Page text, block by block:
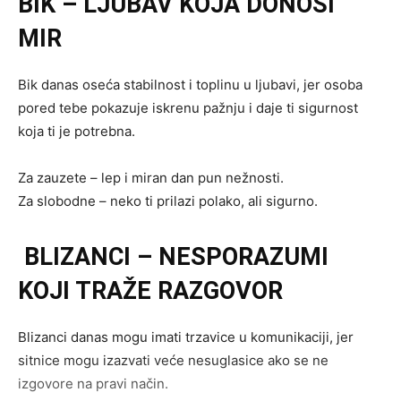
MIR
Bik danas oseća stabilnost i toplinu u ljubavi, jer osoba
pored tebe pokazuje iskrenu pažnju i daje ti sigurnost
koja ti je potrebna.
Za zauzete – lep i miran dan pun nežnosti.
Za slobodne – neko ti prilazi polako, ali sigurno.
BLIZANCI – NESPORAZUMI
KOJI TRAŽE RAZGOVOR
Blizanci danas mogu imati trzavice u komunikaciji, jer
sitnice mogu izazvati veće nesuglasice ako se ne
izgovore na pravi način.